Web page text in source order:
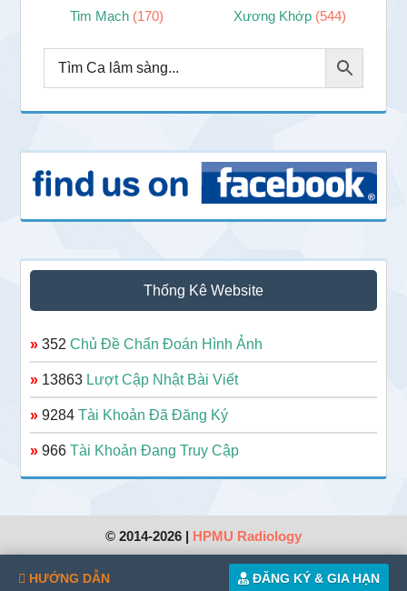
Tim Mạch (170) Xương Khớp (544)
Thống Kê Website
» 352Chủ Đề Chẩn Đoán Hình Ảnh
» 13863 Lượt Cập Nhật Bài Viết
» 9284Tài Khoản Đã Đăng Ký
» 966Tài Khoản Đang Truy Cập
© 2014-2026 | HPMU Radiology
HƯỚNG DẪN ĐĂNG KÝ & GIA HẠN